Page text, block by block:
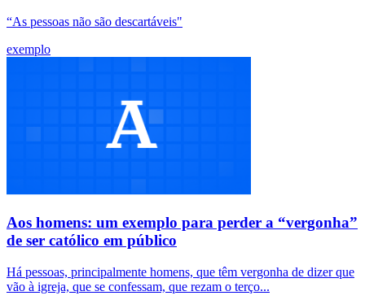
“As pessoas não são descartáveis"
exemplo
Aos homens: um exemplo para perder a “vergonha”
de ser católico em público
Há pessoas, principalmente homens, que têm vergonha de dizer que
vão à igreja, que se confessam, que rezam o terço...